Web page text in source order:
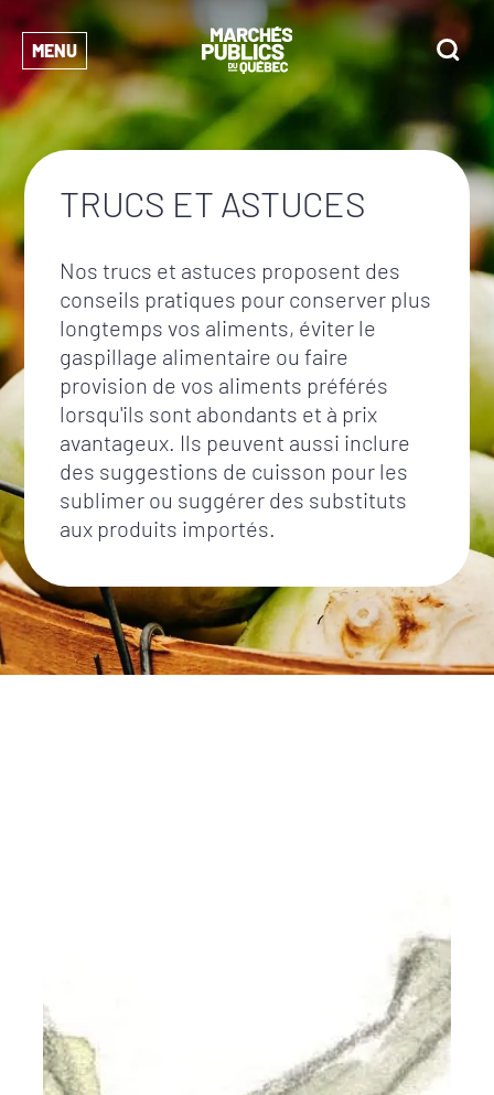
MENU
TRUCS ET ASTUCES
Nos trucs et astuces proposent des
conseils pratiques pour conserver plus
longtemps vos aliments, éviter le
gaspillage alimentaire ou faire
provision de vos aliments préférés
lorsqu'ils sont abondants et à prix
avantageux. Ils peuvent aussi inclure
des suggestions de cuisson pour les
sublimer ou suggérer des substituts
aux produits importés.